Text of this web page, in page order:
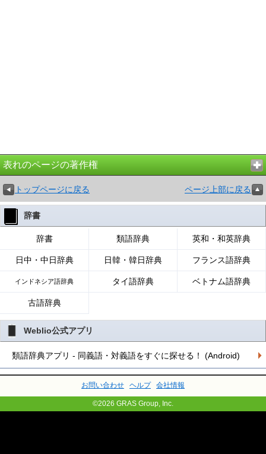
表れのページの著作権
トップページに戻る ページ上部に戻る
辞書
辞書 類語辞典 英和・和英辞典
日中・中日辞典 日韓・韓日辞典 フランス語辞典
インドネシア語辞典 タイ語辞典 ベトナム語辞典
古語辞典
Weblio公式アプリ
類語辞典アプリ - 同義語・対義語をすぐに探せる！ (Android)
お問い合わせ ヘルプ 会社情報
©2026 GRAS Group, Inc.